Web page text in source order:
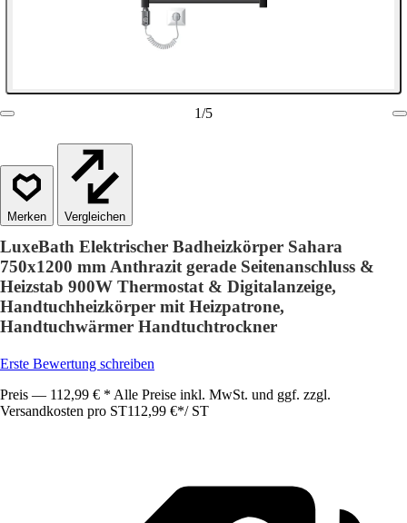
1/5
Vergleichen
LuxeBath Elektrischer Badheizkörper Sahara
750x1200 mm Anthrazit gerade Seitenanschluss &
Heizstab 900W Thermostat & Digitalanzeige,
Handtuchheizkörper mit Heizpatrone,
Handtuchwärmer Handtuchtrockner
Erste Bewertung schreiben
Preis — 112,99 € * Alle Preise inkl. MwSt. und ggf. zzgl.
Versandkosten pro ST112,99 €*/ ST